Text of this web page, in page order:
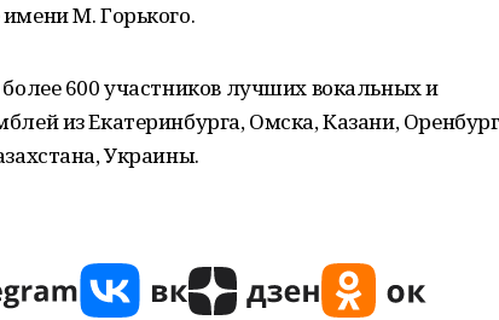
М. Горького.
600 участников лучших вокальных и
из Екатеринбурга, Омска, Казани,
Украины.